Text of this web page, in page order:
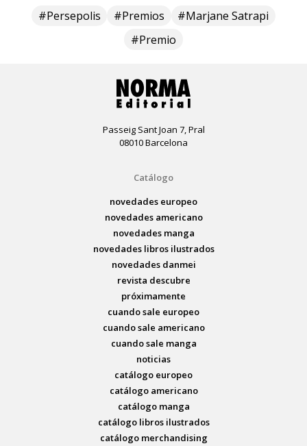
#Persepolis #Premios
#Marjane Satrapi
#Premio
Passeig Sant Joan 7, Pral
08010 Barcelona
Catálogo
novedades europeo
novedades americano
novedades manga
novedades libros ilustrados
novedades danmei
revista descubre
próximamente
cuando sale europeo
cuando sale americano
cuando sale manga
noticias
catálogo europeo
catálogo americano
catálogo manga
catálogo libros ilustrados
catálogo merchandising